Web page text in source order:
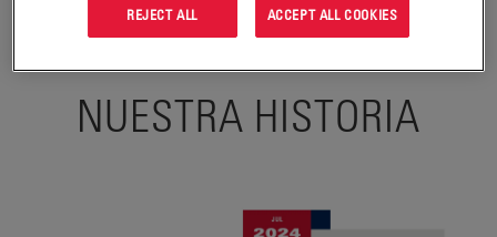
NUESTRA HISTORIA
REJECT ALL ACCEPT ALL COOKIES